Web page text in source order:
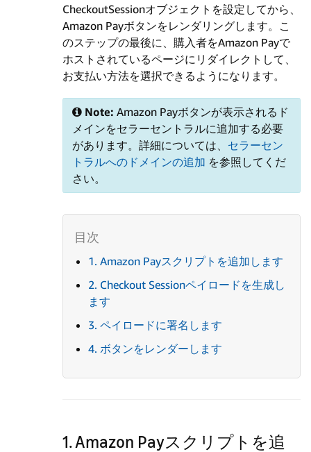
CheckoutSessionオブジェクトを設定してから、
Amazon Payボタンをレンダリングします。こ
のステップの最後に、購入者をAmazon Payで
ホストされているページにリダイレクトして、
お支払い方法を選択できるようになります。
Note: Amazon Payボタンが表示されるド
メインをセラーセントラルに追加する必要
があります。詳細については、 セラーセン
トラルへのドメインの追加 を参照してくだ
さい。
1. Amazon Payスクリプトを追加します
2. Checkout Sessionペイロードを生成し
ます
3. ペイロードに署名します
4. ボタンをレンダーします
1. Amazon Payスクリプトを追